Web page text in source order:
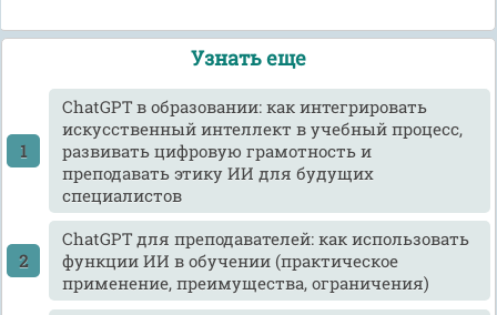
Узнать еще
ChatGPT в образовании: как интегрировать
искусственный интеллект в учебный процесс,
развивать цифровую грамотность и
преподавать этику ИИ для будущих
специалистов
ChatGPT для преподавателей: как использовать
функции ИИ в обучении (практическое
применение, преимущества, ограничения)